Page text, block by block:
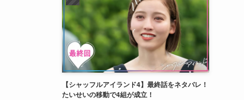
【シャッフルアイランド4】最終話をネタバレ！
たいせいの移動で4組が成立！